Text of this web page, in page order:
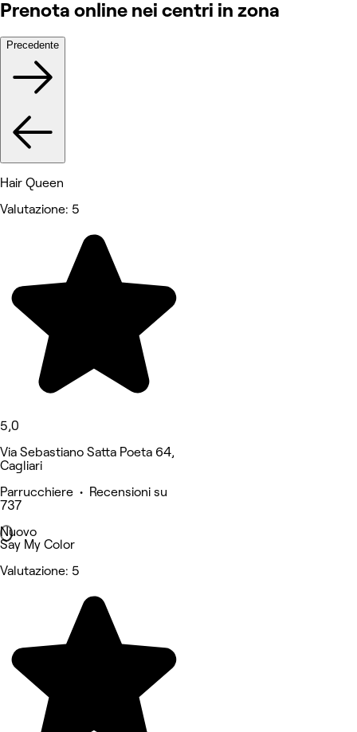
Prenota online nei centri in zona
Precedente
Hair Queen
Valutazione: 5
5,0
Via Sebastiano Satta Poeta 64,
Cagliari
Parrucchiere • Recensioni su
737
Nuovo
Say My Color
Valutazione: 5